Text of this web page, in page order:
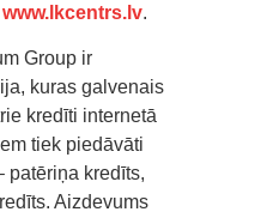
www.lkcentrs.lv.
Group ir
kuras galvenais
kredīti internetā
tiek piedāvāti
patēriņa kredīts,
Aizdevums